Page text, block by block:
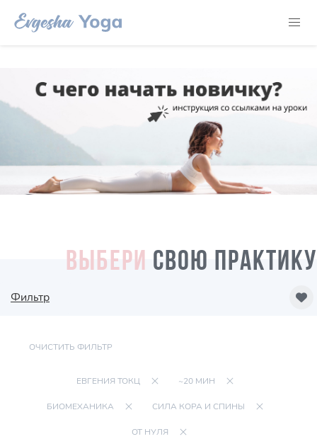
ВЫБЕРИ СВОЮ ПРАКТИКУ
Фильтр
ОЧИСТИТЬ ФИЛЬТР
ЕВГЕНИЯ ТОКЦ ~20 МИН
БИОМЕХАНИКА СИЛА КОРА И СПИНЫ
ОТ НУЛЯ